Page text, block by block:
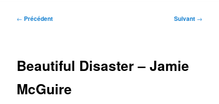
Navigation
← Précédent Suivant →
Beautiful Disaster – Jamie
McGuire